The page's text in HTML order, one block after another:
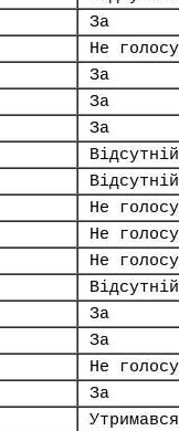
За
Не
За
За
За
Відсутній
Відсутній
Не
Не
Не
Відсутній
За
За
Не
За
Утримався